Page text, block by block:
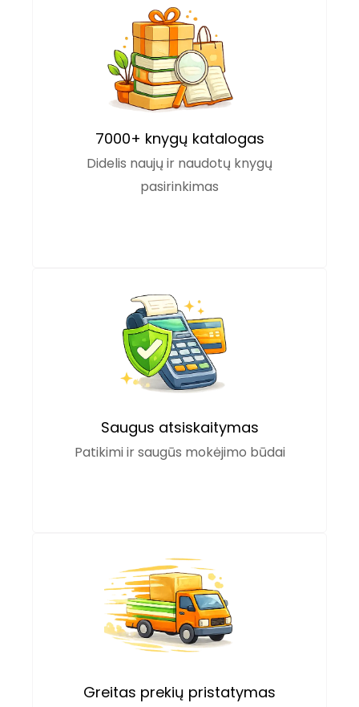
7000+ knygų katalogas
Didelis naujų ir naudotų knygų
pasirinkimas
Saugus atsiskaitymas
Patikimi ir saugūs mokėjimo būdai
Greitas prekių pristatymas